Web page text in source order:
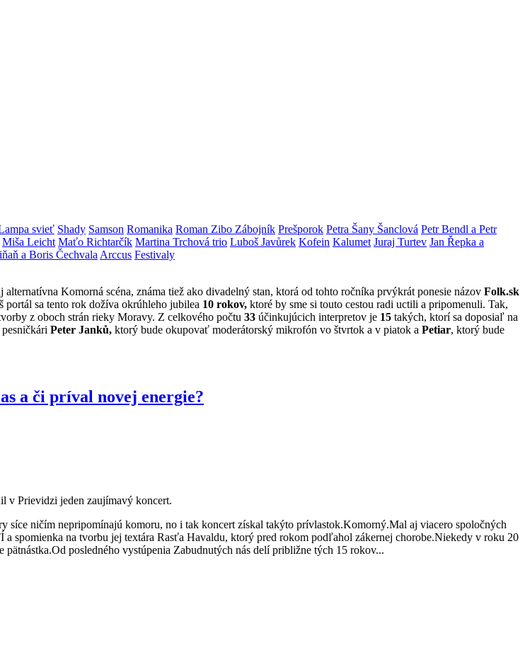
svieť Shady Samson Romanika Roman Zibo Zábojník Prešporok Petra Šany Šanclová Petr Bendl a Petr
Miša Leicht Maťo Richtarčík Martina Trchová trio Luboš Javůrek Kofein Kalumet Juraj Turtev Jan Řepka a
a Boris Čechvala Arccus Festivaly
alternatívna Komorná scéna, známa tiež ako divadelný stan, ktorá od tohto ročníka prvýkrát ponesie názov Folk.sk
sa tento rok dožíva okrúhleho jubilea 10 rokov, ktoré by sme si touto cestou radi uctili a pripomenuli. Tak,
z oboch strán rieky Moravy. Z celkového počtu 33 účinkujúcich interpretov je 15 takých, ktorí sa doposiaľ na
Peter Janků, ktorý bude okupovať moderátorský mikrofón vo štvrtok a v piatok a Petiar, ktorý bude
a či príval novej energie?
v Prievidzi jeden zaujímavý koncert.
síce ničím nepripomínajú komoru, no i tak koncert získal takýto prívlastok.Komorný.Mal aj viacero spoločných
na tvorbu jej textára Rasťa Havaldu, ktorý pred rokom podľahol zákernej chorobe.Niekedy v roku 20
posledného vystúpenia Zabudnutých nás delí približne tých 15 rokov...